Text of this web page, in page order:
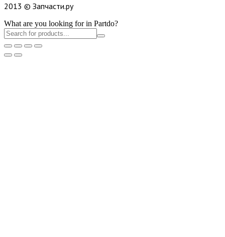
2013 © Запчасти.ру
What are you looking for in Partdo?